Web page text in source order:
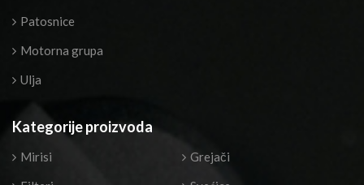
Patosnice
Motorna grupa
Ulja
Kategorije proizvoda
Mirisi
Grejači